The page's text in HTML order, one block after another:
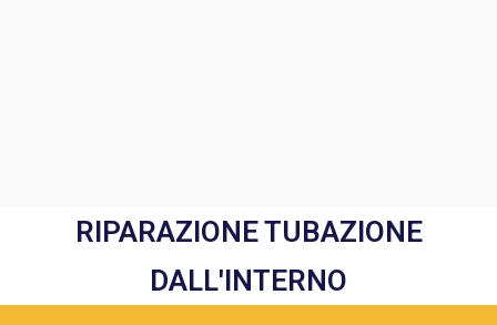
RIPARAZIONE TUBAZIONE
DALL'INTERNO